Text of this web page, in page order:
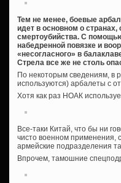
Тем не менее, боевые
идет в основном о
смертоубийства. С
набедренной повязке и
«несогласного» в
Стрела все же не столь
По некоторым сведениям, в
используются) арбалеты с
Хотя как раз НОАК
Все-таки Китай, что бы ни
чисто военном применения,
армейские подразделения
Впрочем, тамошние